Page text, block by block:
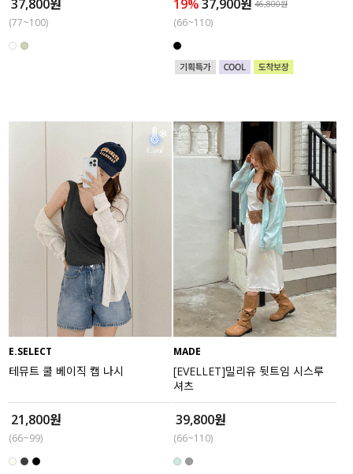
37,800원
(77~100)
19%37,900원 46,800원
(66~110)
E.SELECT
테뮤트 쿨 베이직 캡 나시
21,800원
(66~99)
MADE
[EVELLET]밀리유 뒷트임 시스루
셔츠
39,800원
(66~110)